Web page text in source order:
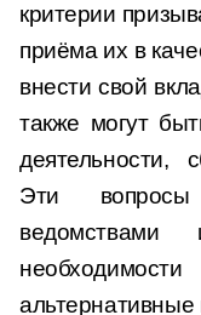
критерии
приёма их в
внести свой
также могут
деятельности,
Эти